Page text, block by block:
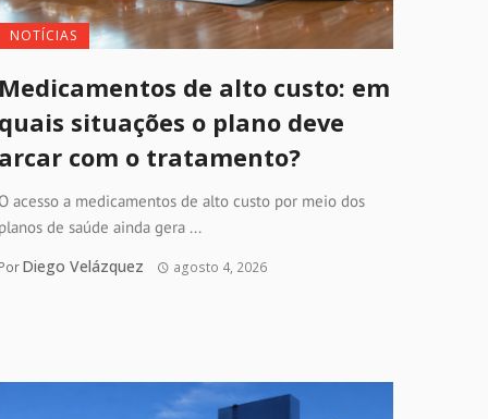
NOTÍCIAS
Medicamentos de alto custo: em
quais situações o plano deve
arcar com o tratamento?
O acesso a medicamentos de alto custo por meio dos
planos de saúde ainda gera ...
PorDiego Velázquez agosto 4, 2026